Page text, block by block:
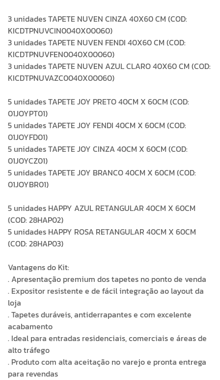
3 unidades TAPETE NUVEN CINZA 40X60 CM (COD:
KICDTPNUVCIN0040X00060)
3 unidades TAPETE NUVEN FENDI 40X60 CM (COD:
KICDTPNUVFEN0040X00060)
3 unidades TAPETE NUVEN AZUL CLARO 40X60 CM (COD:
KICDTPNUVAZC0040X00060)
5 unidades TAPETE JOY PRETO 40CM X 60CM (COD:
01JOYPT01)
5 unidades TAPETE JOY FENDI 40CM X 60CM (COD:
01JOYFD01)
5 unidades TAPETE JOY CINZA 40CM X 60CM (COD:
01JOYCZ01)
5 unidades TAPETE JOY BRANCO 40CM X 60CM (COD:
01JOYBR01)
5 unidades HAPPY AZUL RETANGULAR 40CM X 60CM
(COD: 28HAP02)
5 unidades HAPPY ROSA RETANGULAR 40CM X 60CM
(COD: 28HAP03)
Vantagens do Kit:
. Apresentação premium dos tapetes no ponto de venda
. Expositor resistente e de fácil integração ao layout da
loja
. Tapetes duráveis, antiderrapantes e com excelente
acabamento
. Ideal para entradas residenciais, comerciais e áreas de
alto tráfego
. Produto com alta aceitação no varejo e pronta entrega
para revendas